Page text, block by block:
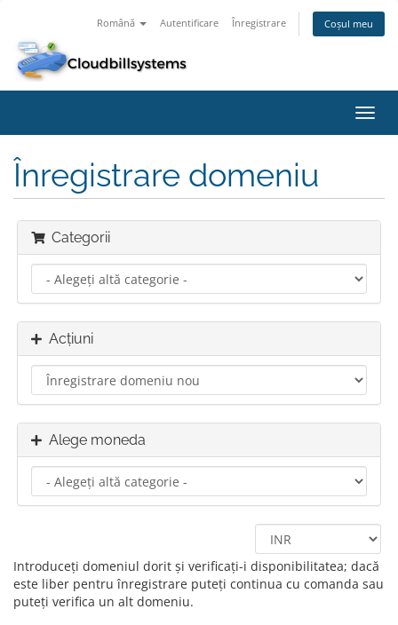
Română Autentificare Înregistrare Coșul meu
Înregistrare domeniu
Categorii
Acțiuni
Alege moneda
Introduceți domeniul dorit și verificați-i disponibilitatea; dacă
este liber pentru înregistrare puteți continua cu comanda sau
puteți verifica un alt domeniu.